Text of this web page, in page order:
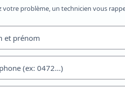
votre problème, un technicien vous